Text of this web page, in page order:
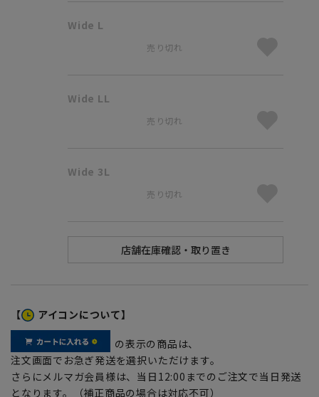
Wide L
売り切れ
Wide LL
売り切れ
Wide 3L
売り切れ
【 アイコンについて】
の表示の商品は、
注文画面でお急ぎ発送を選択いただけます。
さらにメルマガ会員様は、当日12:00までのご注文で当日発送
となります。（補正商品の場合は対応不可）